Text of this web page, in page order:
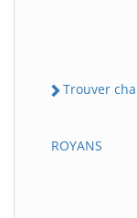
Trouver
ROYANS